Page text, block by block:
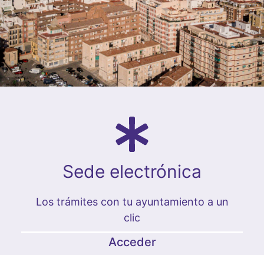
Sede electrónica
Los trámites con tu ayuntamiento a un
clic
Acceder